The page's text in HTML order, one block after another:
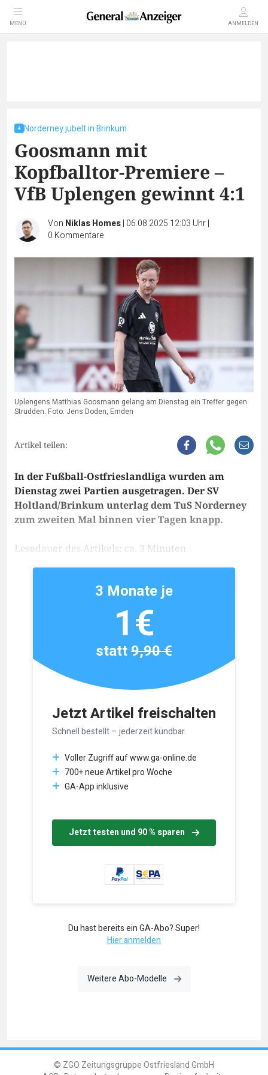
MENÜ ANMELDEN
Norderney jubelt in Brinkum
Goosmann mit
Kopfballtor-Premiere –
VfB Uplengen gewinnt 4:1
Von Niklas Homes| 06.08.2025 12:03 Uhr|
0 Kommentare
Uplengens Matthias Goosmann gelang am Dienstag ein Treffer gegen
Strudden. Foto: Jens Doden, Emden
Artikel teilen:
In der Fußball-Ostfrieslandliga wurden am
Dienstag zwei Partien ausgetragen. Der SV
Holtland/Brinkum unterlag dem TuS Norderney
zum zweiten Mal binnen vier Tagen knapp.
Lesedauer des Artikels: ca. 3 Minuten
Jetzt Artikel freischalten
Schnell bestellt – jederzeit kündbar.
Voller Zugriff auf www.ga-online.de
700+ neue Artikel pro Woche
GA-App inklusive
Jetzt testen und 90 % sparen
3 Monate je
1€
statt9,90 €
Du hast bereits ein GA-Abo? Super!
Hier anmelden
Weitere Abo-Modelle
© ZGO Zeitungsgruppe Ostfriesland GmbH